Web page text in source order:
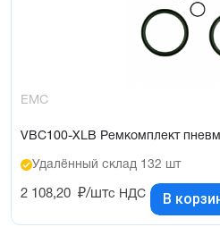
EMC
VBC100-XLB Ремкомплект
Удалённый склад 132 шт
2 108,20 ₽/штс НДС В